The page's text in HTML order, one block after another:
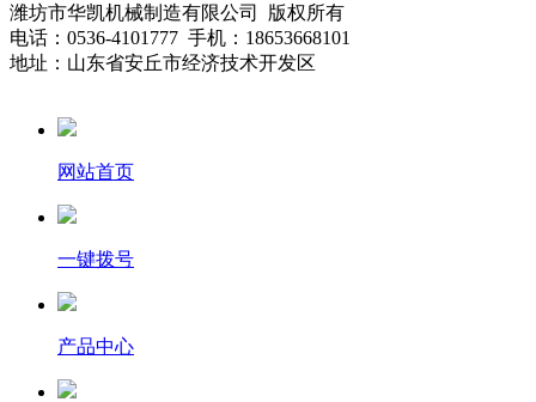
潍坊市华凯机械制造有限公司 版权所有
电话：0536-4101777 手机：18653668101
地址：山东省安丘市经济技术开发区
网站首页
一键拨号
产品中心